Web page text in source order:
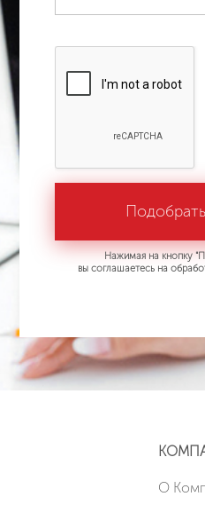
Нажимая на кнопку
вы соглашаетесь на
О